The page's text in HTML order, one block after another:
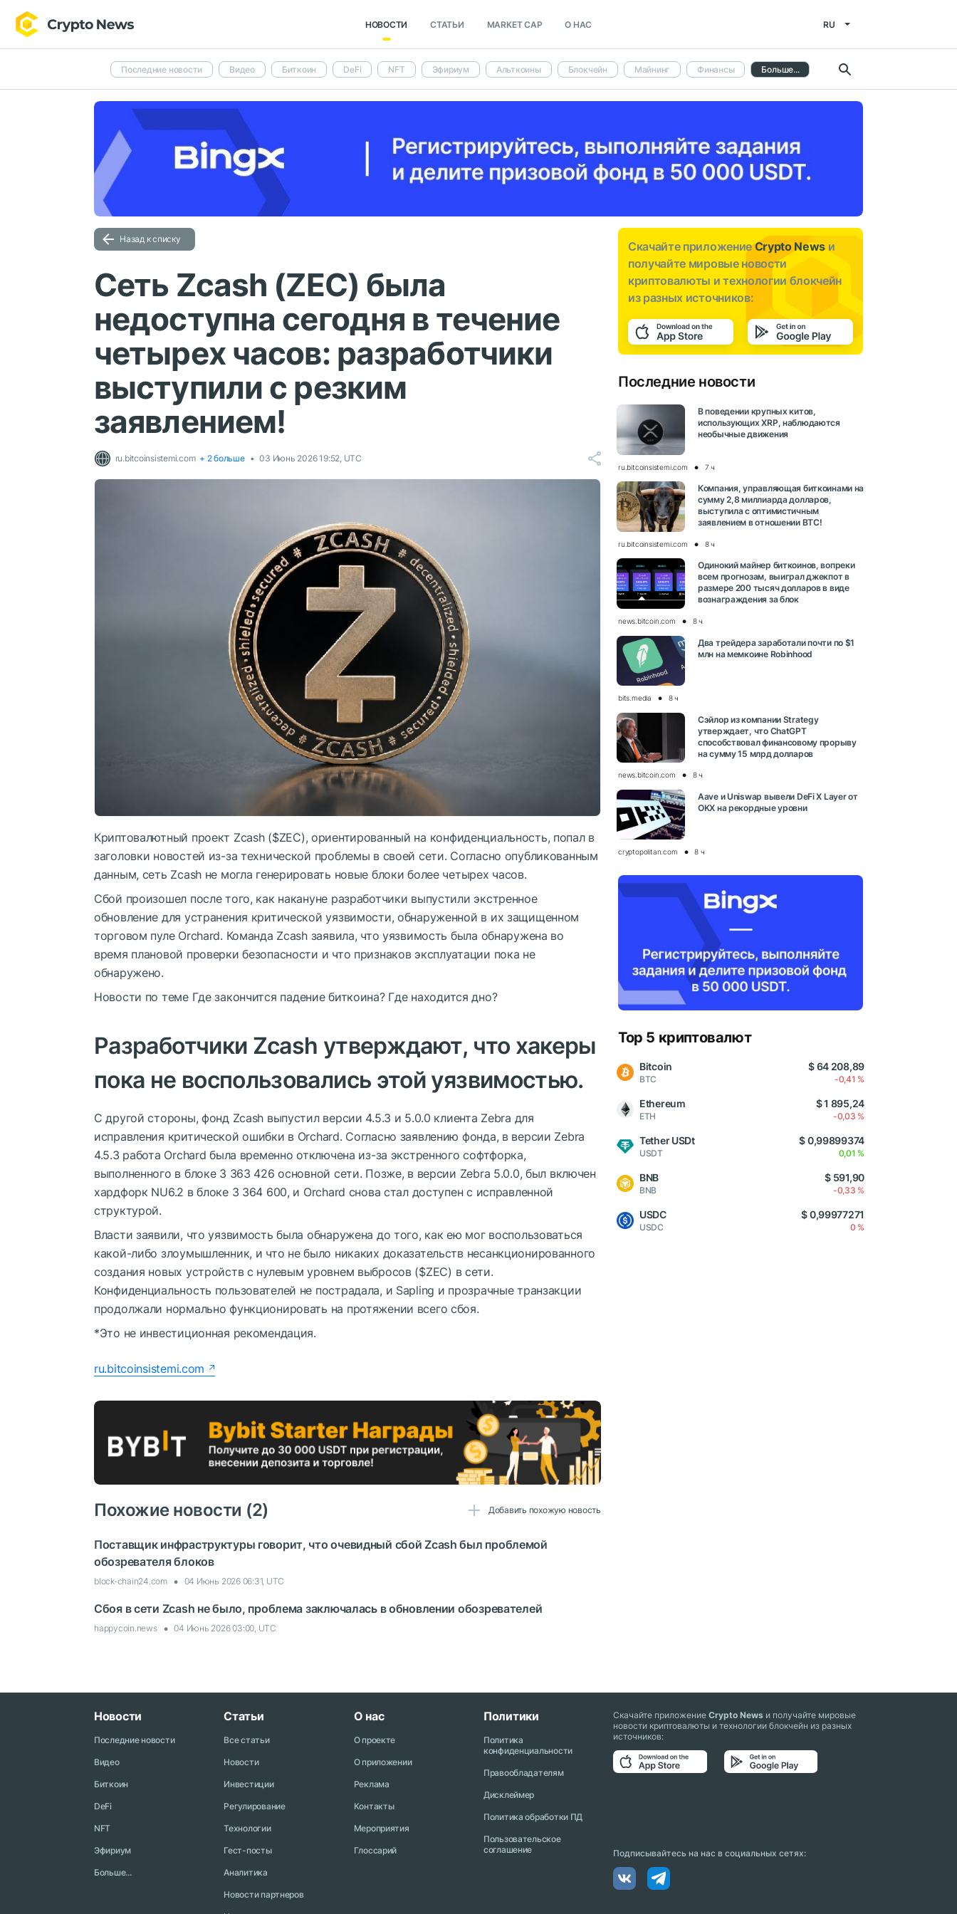
НОВОСТИ СТАТЬИ MARKET CAP О НАС RU
Последние новости Видео Биткоин DeFi NFT Эфириум Альткоины Блокчейн Майнинг Финансы Больше...
Назад к списку
Сеть Zcash (ZEC) была
недоступна сегодня в течение
четырех часов: разработчики
выступили с резким
заявлением!
ru.bitcoinsistemi.com + 2 больше 03 Июнь 2026 19:52, UTC
Криптовалютный проект Zcash ($ZEC), ориентированный на конфиденциальность, попал в
заголовки новостей из-за технической проблемы в своей сети. Согласно опубликованным
данным, сеть Zcash не могла генерировать новые блоки более четырех часов.
Сбой произошел после того, как накануне разработчики выпустили экстренное
обновление для устранения критической уязвимости, обнаруженной в их защищенном
торговом пуле Orchard. Команда Zcash заявила, что уязвимость была обнаружена во
время плановой проверки безопасности и что признаков эксплуатации пока не
обнаружено.
Новости по теме Где закончится падение биткоина? Где находится дно?
Разработчики Zcash утверждают, что хакеры
пока не воспользовались этой уязвимостью.
С другой стороны, фонд Zcash выпустил версии 4.5.3 и 5.0.0 клиента Zebra для
исправления критической ошибки в Orchard. Согласно заявлению фонда, в версии Zebra
4.5.3 работа Orchard была временно отключена из-за экстренного софтфорка,
выполненного в блоке 3 363 426 основной сети. Позже, в версии Zebra 5.0.0, был включен
хардфорк NU6.2 в блоке 3 364 600, и Orchard снова стал доступен с исправленной
структурой.
Власти заявили, что уязвимость была обнаружена до того, как ею мог воспользоваться
какой-либо злоумышленник, и что не было никаких доказательств несанкционированного
создания новых устройств с нулевым уровнем выбросов ($ZEC) в сети.
Конфиденциальность пользователей не пострадала, и Sapling и прозрачные транзакции
продолжали нормально функционировать на протяжении всего сбоя.
*Это не инвестиционная рекомендация.
ru.bitcoinsistemi.com
Похожие новости (2) Добавить похожую новость
Поставщик инфраструктуры говорит, что очевидный сбой Zcash был проблемой
обозревателя блоков
block-chain24.com 04 Июнь 2026 06:31, UTC
Сбоя в сети Zcash не было, проблема заключалась в обновлении обозревателей
happycoin.news 04 Июнь 2026 03:00, UTC
Скачайте приложениеCrypto News и
получайте мировые новости
криптовалюты и технологии блокчейн
из разных источников:
Последние новости
В поведении крупных китов,
использующих XRP, наблюдаются
необычные движения
ru.bitcoinsistemi.com 7 ч
Компания, управляющая биткоинами на
сумму 2,8 миллиарда долларов,
выступила с оптимистичным
заявлением в отношении BTC!
ru.bitcoinsistemi.com 8 ч
Одинокий майнер биткоинов, вопреки
всем прогнозам, выиграл джекпот в
размере 200 тысяч долларов в виде
вознаграждения за блок
news.bitcoin.com 8 ч
Два трейдера заработали почти по $1
млн на мемкоине Robinhood
bits.media 8 ч
Сэйлор из компании Strategy
утверждает, что ChatGPT
способствовал финансовому прорыву
на сумму 15 млрд долларов
news.bitcoin.com 8 ч
Aave и Uniswap вывели DeFi X Layer от
OKX на рекордные уровни
cryptopolitan.com 8 ч
Top 5 криптовалют
Bitcoin
BTC
$ 64 208,89
-0,41 %
Ethereum
ETH
$ 1 895,24
-0,03 %
Tether USDt
USDT
$ 0,99899374
0,01 %
BNB
BNB
$ 591,90
-0,33 %
USDC
USDC
$ 0,99977271
0 %
Новости
Последние новости
Видео
Биткоин
DeFi
NFT
Эфириум
Больше...
Статьи
Все статьи
Новости
Инвестиции
Регулирование
Технологии
Гест-посты
Аналитика
Новости партнеров
О нас
О проекте
О приложении
Реклама
Контакты
Мероприятия
Глоссарий
Политики
Политика
конфиденциальности
Правообладателям
Дисклеймер
Политика обработки ПД
Пользовательское
соглашение
Скачайте приложениеCrypto News и получайте мировые
новости криптовалюты и технологии блокчейн из разных
источников:
Подписывайтесь на нас в социальных сетях: